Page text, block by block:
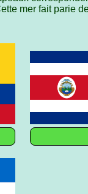
mer fait parie